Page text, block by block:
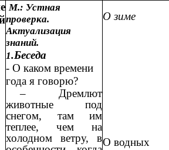
М.: Устная
проверка.
Актуализация
знаний.
1.Беседа
- О каком времени
года я говорю?
– Дремлют
животные под
снегом, там им
теплее, чем на
холодном ветру, в
О зиме
О водных